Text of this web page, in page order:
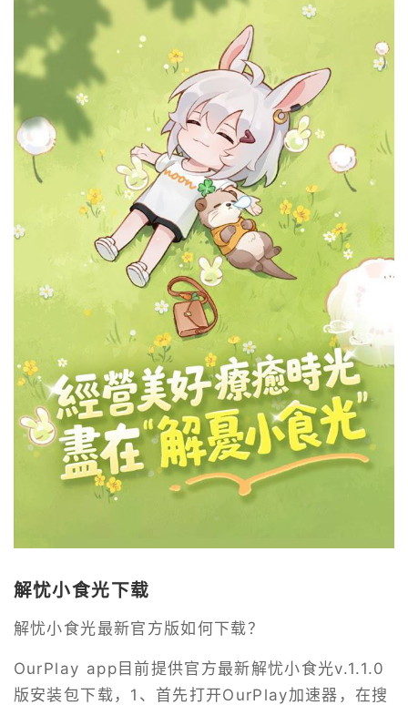
解忧小食光下载
解忧小食光最新官方版如何下载？
OurPlay app目前提供官方最新解忧小食光v.1.1.0
版安装包下载，1、首先打开OurPlay加速器，在搜